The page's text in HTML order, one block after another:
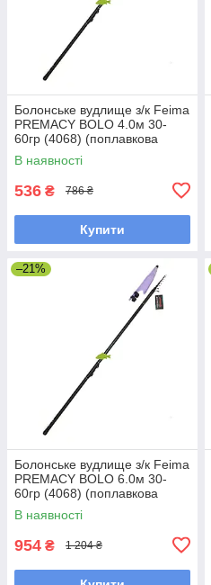
Болонське вудлище з/к Feima
PREMACY BOLO 4.0м 30-
60гр (4068) (поплавкова
вудка)
В наявності
536 ₴ 786 ₴
Купити
–21%
Болонське вудлище з/к Feima
PREMACY BOLO 6.0м 30-
60гр (4068) (поплавкова
вудка)
В наявності
954 ₴ 1 204 ₴